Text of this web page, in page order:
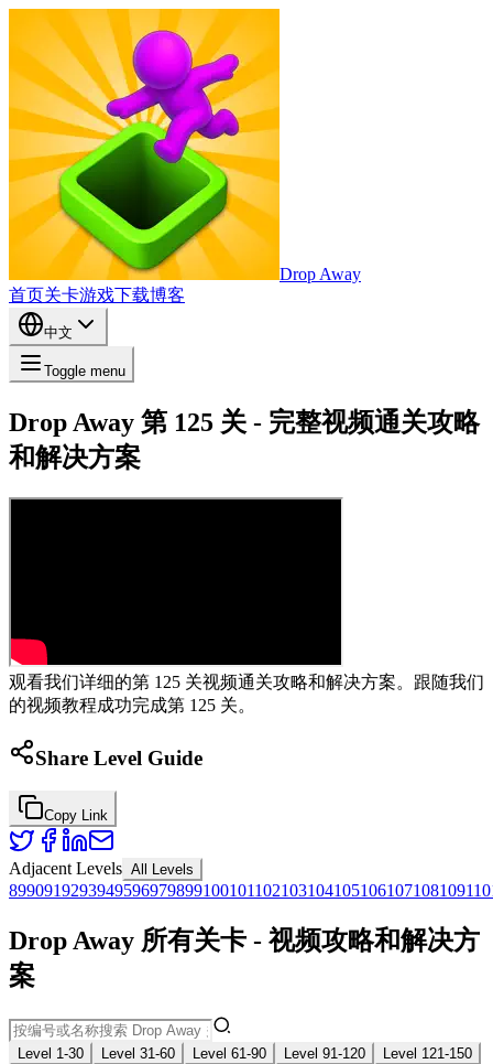
Drop Away
首页关卡游戏下载博客
中文
Toggle menu
Drop Away 第 125 关 - 完整视频通关攻略
和解决方案
观看我们详细的第 125 关视频通关攻略和解决方案。跟随我们
的视频教程成功完成第 125 关。
Share Level Guide
Copy Link
Adjacent Levels All Levels
8990919293949596979899100101102103104105106107108109110
Drop Away 所有关卡 - 视频攻略和解决方
案
Level 1-30 Level 31-60 Level 61-90 Level 91-120
Level 121-150